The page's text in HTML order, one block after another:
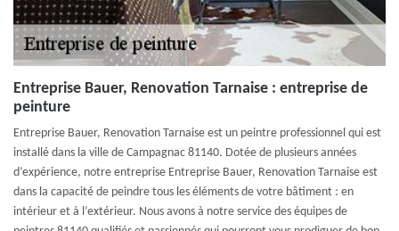
Entreprise Bauer, Renovation Tarnaise : entreprise de
peinture
Entreprise Bauer, Renovation Tarnaise est un peintre professionnel qui est
installé dans la ville de Campagnac 81140. Dotée de plusieurs années
d’expérience, notre entreprise Entreprise Bauer, Renovation Tarnaise est
dans la capacité de peindre tous les éléments de votre bâtiment : en
intérieur et à l’extérieur. Nous avons à notre service des équipes de